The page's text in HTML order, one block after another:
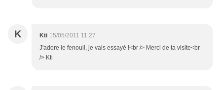
K Kti 15/05/2011 11:27
J'adore le fenouil, je vais essayé !<br /> Merci de ta visite<br
/> Kti